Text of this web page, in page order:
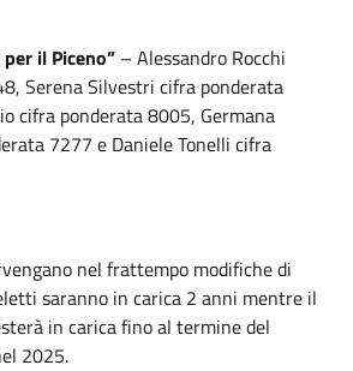
il Piceno” – Alessandro Rocchi
Serena Silvestri cifra ponderata
cifra ponderata 8005, Germana
7277 e Daniele Tonelli cifra
nel frattempo modifiche di
saranno in carica 2 anni mentre il
in carica fino al termine del
2025.